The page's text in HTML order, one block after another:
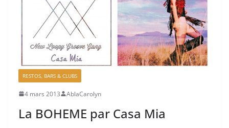
RESTOS, BARS & CLUBS
4 mars 2013 AblaCarolyn
La BOHEME par Casa Mia